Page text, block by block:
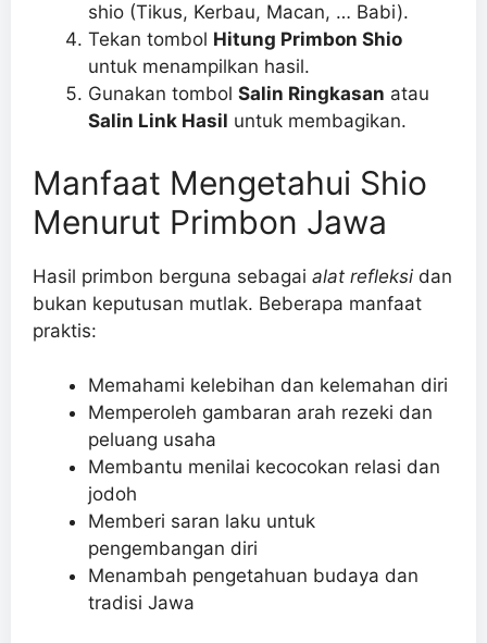
shio (Tikus, Kerbau, Macan, … Babi).
Tekan tombol Hitung Primbon Shio
untuk menampilkan hasil.
Gunakan tombol Salin Ringkasan atau
Salin Link Hasil untuk membagikan.
Manfaat Mengetahui Shio
Menurut Primbon Jawa
Hasil primbon berguna sebagai alat refleksi dan
bukan keputusan mutlak. Beberapa manfaat
praktis:
Memahami kelebihan dan kelemahan diri
Memperoleh gambaran arah rezeki dan
peluang usaha
Membantu menilai kecocokan relasi dan
jodoh
Memberi saran laku untuk
pengembangan diri
Menambah pengetahuan budaya dan
tradisi Jawa